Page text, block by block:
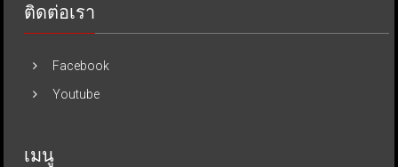
ติดต่อเรา
Facebook
Youtube
เมนู